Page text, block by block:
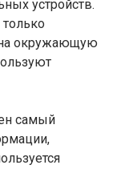
устройств.
окружающую
самый